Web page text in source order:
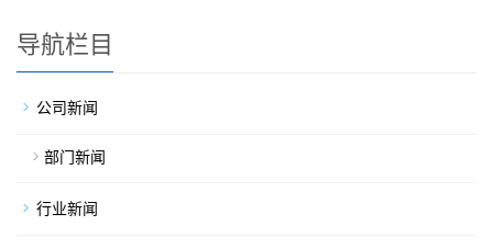
导航栏目
公司新闻
部门新闻
行业新闻